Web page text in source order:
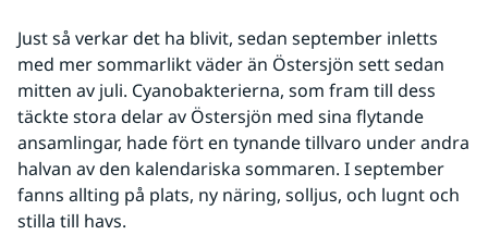
Just så verkar det ha blivit, sedan september inletts
med mer sommarlikt väder än Östersjön sett sedan
mitten av juli. Cyanobakterierna, som fram till dess
täckte stora delar av Östersjön med sina flytande
ansamlingar, hade fört en tynande tillvaro under andra
halvan av den kalendariska sommaren. I september
fanns allting på plats, ny näring, solljus, och lugnt och
stilla till havs.